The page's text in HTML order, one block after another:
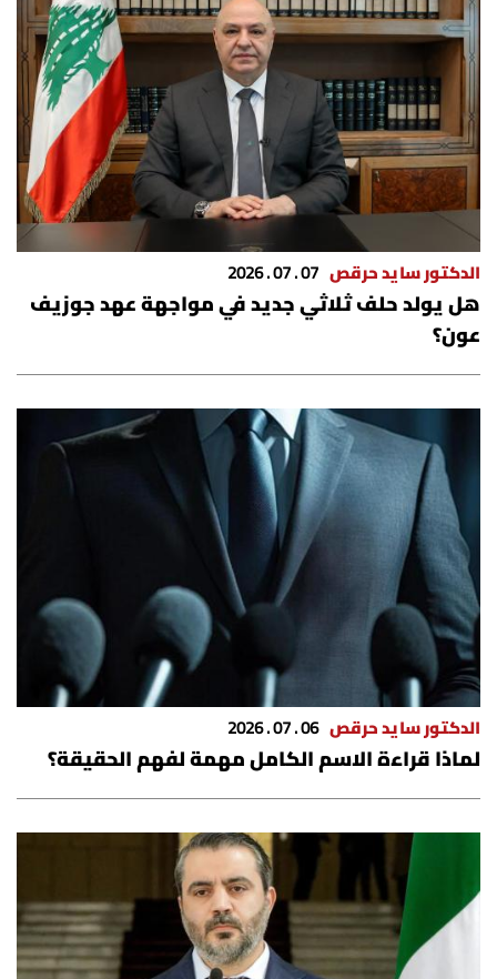
الدكتور سايد حرقص 07 . 07 . 2026
​هل يولد حلف ثلاثي جديد في مواجهة عهد جوزيف
عون؟
الدكتور سايد حرقص 06 . 07 . 2026
لماذا قراءة الاسم الكامل مهمة لفهم الحقيقة؟